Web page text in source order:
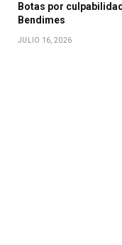
Botas por
Bendimes
JULIO 16, 2026